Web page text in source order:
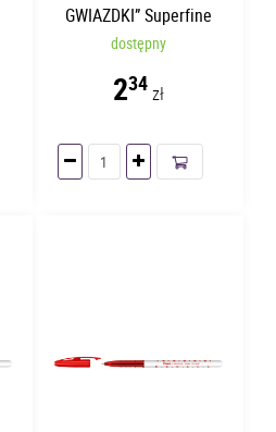
GWIAZDKI” Superfine
Niebieski TO-059
dostępny
234zł